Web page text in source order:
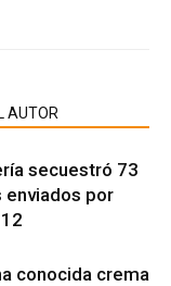
AUTOR
secuestró 73
enviados por
conocida crema